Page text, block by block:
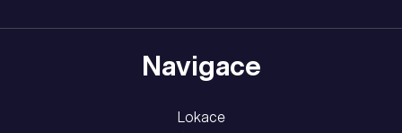
Navigace
Lokace